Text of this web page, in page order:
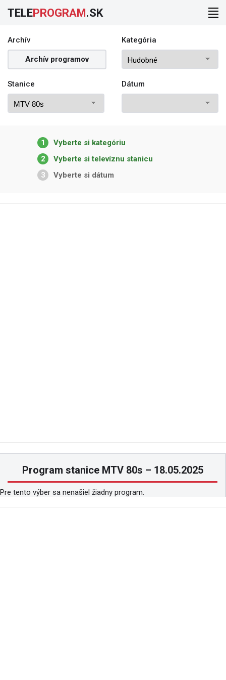
TELEPROGRAM.SK
Archív
Archív programov
Kategória
Stanice Dátum
1
Vyberte si kategóriu
2
Vyberte si televíznu stanicu
3
Vyberte si dátum
Program stanice MTV 80s – 18.05.2025
Pre tento výber sa nenašiel žiadny program.